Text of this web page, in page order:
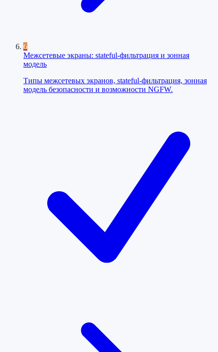
6
Межсетевые экраны: stateful-фильтрация и зонная
модель
Типы межсетевых экранов, stateful-фильтрация, зонная
модель безопасности и возможности NGFW.